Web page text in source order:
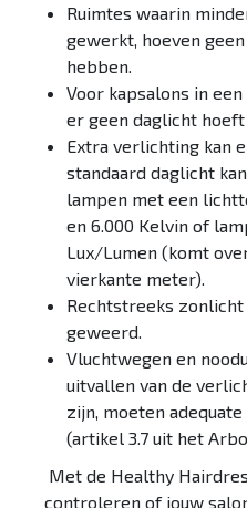
Ruimtes waarin
gewerkt, hoeven
hebben.
Voor kapsalons in
er geen daglicht
Extra verlichting kan
standaard daglicht
lampen met een
en 6.000 Kelvin of
Lux/Lumen (komt
vierkante meter).
Rechtstreeks
geweerd.
Vluchtwegen en
uitvallen van de
zijn, moeten
(artikel 3.7 uit het
Met de Healthy
controleren of jouw